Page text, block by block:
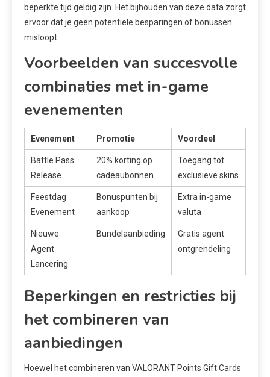
beperkte tijd geldig zijn. Het bijhouden van deze data zorgt
ervoor dat je geen potentiële besparingen of bonussen
misloopt.
Voorbeelden van succesvolle
combinaties met in-game
evenementen
Evenement Promotie Voordeel
Battle Pass
Release
20% korting op
cadeaubonnen
Toegang tot
exclusieve skins
Feestdag
Evenement
Bonuspunten bij
aankoop
Extra in-game
valuta
Nieuwe
Agent
Lancering
Bundelaanbieding
Gratis agent
ontgrendeling
Beperkingen en restricties bij
het combineren van
aanbiedingen
Hoewel het combineren van VALORANT Points Gift Cards